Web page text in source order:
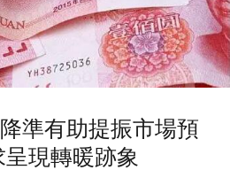
準有助提振市場預
現轉暖跡象